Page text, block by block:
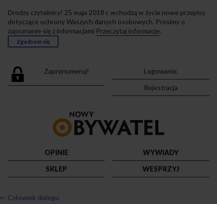
Drodzy czytelnicy! 25 maja 2018 r. wchodzą w życie nowe przepisy
dotyczące ochrony Waszych danych osobowych. Prosimy o
zapoznanie się z informacjami Przeczytaj informacje.
Zgadzam się
Zaprenumeruj!
Logowanie.
Rejestracja
strony
OPINIE
WYWIADY
SKLEP
WESPRZYJ
← Człowiek dialogu